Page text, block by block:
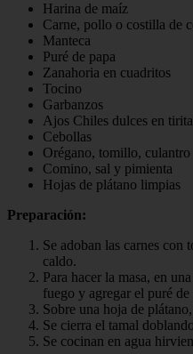
Harina de maíz
Carne, pollo o costilla de
Manteca
Puré de papa
Zanahoria en cuadritos
Tocino
Garbanzos
Ajos Chiles dulces en
Cebollas
Orégano, tomillo, culantro
Comino, sal y pimienta
Hojas de plátano limpias
Preparación:
Se adoban las carnes con
caldo.
Para hacer la masa, en
fuego y agregar el puré
Sobre una hoja de
Se cierra el tamal
Se cocinan en agua